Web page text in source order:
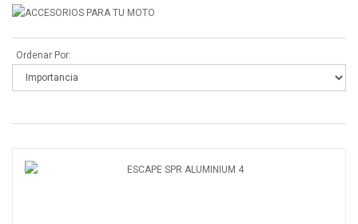
Ordenar Por: